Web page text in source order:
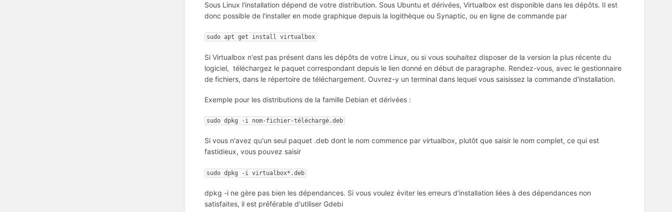
Sous Linux l'installation dépend de votre distribution. Sous Ubuntu et dérivées, Virtualbox est disponible dans les dépôts. Il est
donc possible de l'installer en mode graphique depuis la logithèque ou Synaptic, ou en ligne de commande par
sudo apt get install virtualbox
Si Virtualbox n'est pas présent dans les dépôts de votre Linux, ou si vous souhaitez disposer de la version la plus récente du
logiciel, téléchargez le paquet correspondant depuis le lien donné en début de paragraphe. Rendez-vous, avec le gestionnaire
de fichiers, dans le répertoire de téléchargement. Ouvrez-y un terminal dans lequel vous saisissez la commande d'installation.
Exemple pour les distributions de la famille Debian et dérivées :
sudo dpkg -i nom-fichier-téléchargé.deb
Si vous n'avez qu'un seul paquet .deb dont le nom commence par virtualbox, plutôt que saisir le nom complet, ce qui est
fastidieux, vous pouvez saisir
sudo dpkg -i virtualbox*.deb
dpkg -i ne gère pas bien les dépendances. Si vous voulez éviter les erreurs d'installation liées à des dépendances non
satisfaites, il est préférable d'utiliser Gdebi